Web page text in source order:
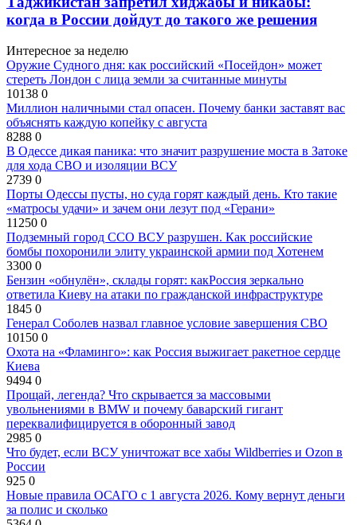
когда в России дойдут до такого же решения
Интересное за неделю
Оружие Судного дня: как российский «Посейдон» может
стереть Лондон с лица земли за считанные минуты
10138 0
Миллион наличными стал опасен. Почему банки заставят вас
объяснять каждую копейку с августа
8288 0
В Одессе дикая паника: что значит разрушение моста в Затоке
для хода СВО и изоляции ВСУ
2739 0
Порты Одессы пусты, но суда горят каждый день. Кто такие
«матросы удачи» и зачем они лезут под «Герани»
11250 0
Подземный город ССО ВСУ разрушен. Как российские
бомбы похоронили элиту украинской армии под Хотенем
3300 0
Бензин «обнулён», склады горят: какРоссия зеркально
ответила Киеву на атаки по гражданской инфраструктуре
1845 0
Генерал Соболев назвал главное условие завершения СВО
10150 0
Охота на «Фламинго»: как Россия выжигает ракетное сердце
Киева
9494 0
Прощай, легенда? Что скрывается за массовыми
увольнениями в BMW и почему баварский гигант
переквалифицируется в оборонный завод
2985 0
Что будет, если ВСУ уничтожат все хабы Wildberries и Ozon в
России
925 0
Новые правила ОСАГО с 1 августа 2026. Кому вернут деньги
за полис и сколько